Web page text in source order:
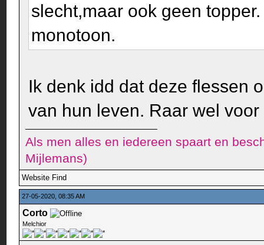
slecht,maar ook geen
monotoon.
Ik denk idd dat deze flessen
van hun leven. Raar wel
Als men alles en iedereen spaart en
Mijlemans)
Website Find
27-05-2020, 08:35 AM
Corto
Melchior